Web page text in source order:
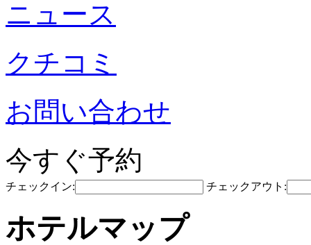
ニュース
クチコミ
お問い合わせ
今すぐ予約
チェックイン: チェックアウト:
ホテルマップ